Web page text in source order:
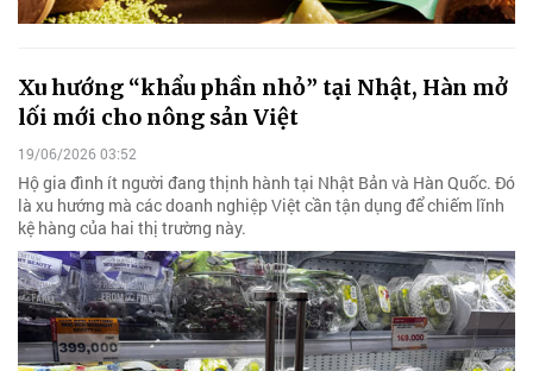
Xu hướng “khẩu phần nhỏ” tại Nhật, Hàn mở
lối mới cho nông sản Việt
19/06/2026 03:52
Hộ gia đình ít người đang thịnh hành tại Nhật Bản và Hàn Quốc. Đó
là xu hướng mà các doanh nghiệp Việt cần tận dụng để chiếm lĩnh
kệ hàng của hai thị trường này.